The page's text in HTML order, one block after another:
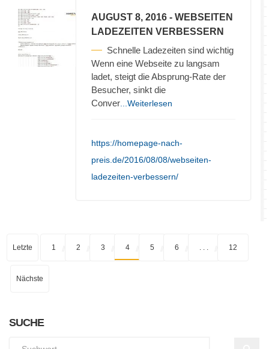
AUGUST 8, 2016 - WEBSEITEN
LADEZEITEN VERBESSERN
Schnelle Ladezeiten sind wichtig
Wenn eine Webseite zu langsam
ladet, steigt die Absprung-Rate der
Besucher, sinkt die
Conver ...Weiterlesen
https://homepage-nach-
preis.de/2016/08/08/webseiten-
ladezeiten-verbessern/
Letzte 1 2 3 4 5 6 12
Nächste
SUCHE